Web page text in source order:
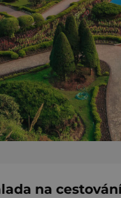
na